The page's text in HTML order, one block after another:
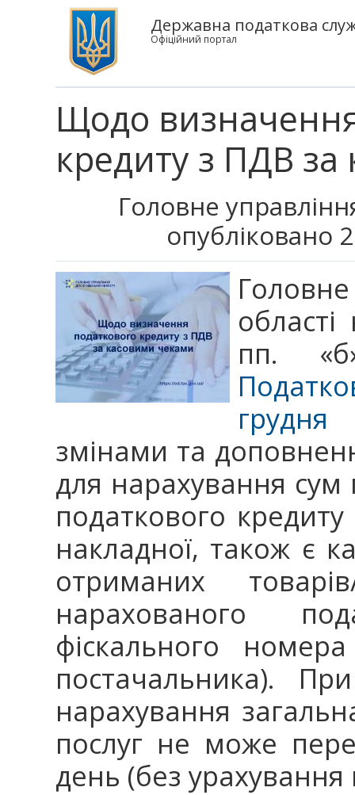
Державна податкова
Офіційний портал
Щодо
кредиту з ПДВ
Головне
опубліковано
пп.
змінами та
для нарахування сум
податкового
накладної, також є
отриманих
нарахованого
фіскального
постачальника).
нарахування
послуг не може
день (без урахування